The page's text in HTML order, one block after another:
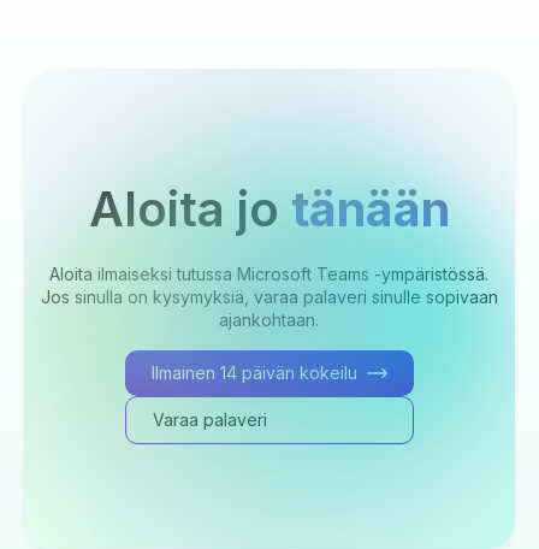
Aloita jo tänään
Aloita ilmaiseksi tutussa Microsoft Teams -ympäristössä.
Jos sinulla on kysymyksiä, varaa palaveri sinulle sopivaan
ajankohtaan.
Ilmainen 14 päivän kokeilu
Varaa palaveri